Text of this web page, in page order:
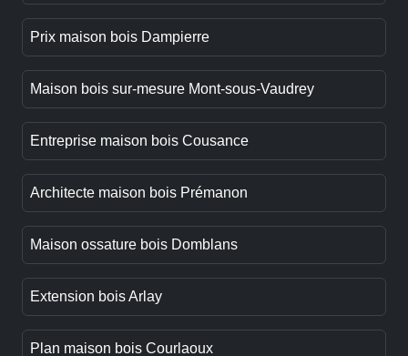
Prix maison bois Dampierre
Maison bois sur-mesure Mont-sous-Vaudrey
Entreprise maison bois Cousance
Architecte maison bois Prémanon
Maison ossature bois Domblans
Extension bois Arlay
Plan maison bois Courlaoux